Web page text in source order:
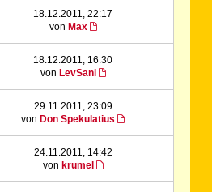
18.12.2011, 22:17
von Max
18.12.2011, 16:30
von LevSani
29.11.2011, 23:09
von Don Spekulatius
24.11.2011, 14:42
von krumel